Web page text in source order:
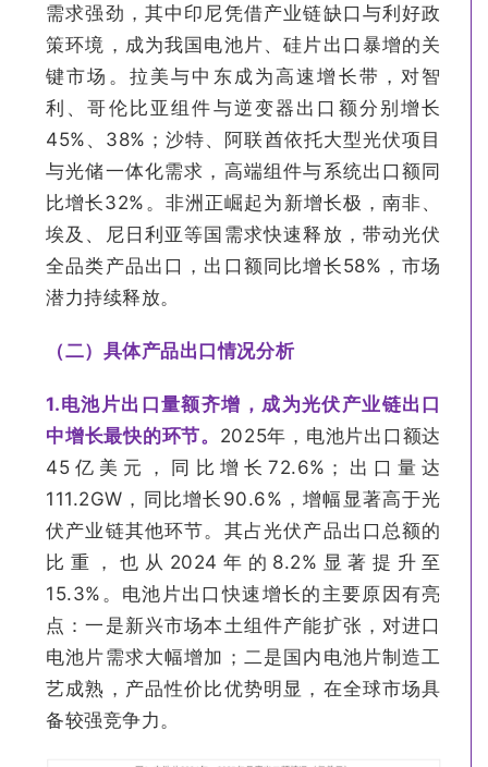
需求强劲，其中印尼凭借产业链缺口与利好政
策环境，成为我国电池片、硅片出口暴增的关
键市场。拉美与中东成为高速增长带，对智
利、哥伦比亚组件与逆变器出口额分别增长
45%、38%；沙特、阿联酋依托大型光伏项目
与光储一体化需求，高端组件与系统出口额同
比增长32%。非洲正崛起为新增长极，南非、
埃及、尼日利亚等国需求快速释放，带动光伏
全品类产品出口，出口额同比增长58%，市场
潜力持续释放。
（二）具体产品出口情况分析
1.电池片出口量额齐增，成为光伏产业链出口
中增长最快的环节。 2025年，电池片出口额达
45亿美元，同比增长72.6%；出口量达
111.2GW，同比增长90.6%，增幅显著高于光
伏产业链其他环节。其占光伏产品出口总额的
比重，也从2024年的8.2%显著提升至
15.3%。电池片出口快速增长的主要原因有亮
点：一是新兴市场本土组件产能扩张，对进口
电池片需求大幅增加；二是国内电池片制造工
艺成熟，产品性价比优势明显，在全球市场具
备较强竞争力。